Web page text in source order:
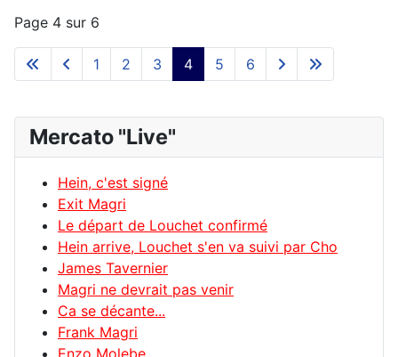
Page 4 sur 6
1 2 3 4 5 6
Mercato "Live"
Hein, c'est signé
Exit Magri
Le départ de Louchet confirmé
Hein arrive, Louchet s'en va suivi par Cho
James Tavernier
Magri ne devrait pas venir
Ca se décante...
Frank Magri
Enzo Molebe